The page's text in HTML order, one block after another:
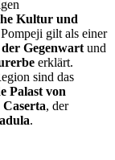
Kultur und
gilt als einer
Gegenwart und
erklärt.
sind das
Palast von
, der
.